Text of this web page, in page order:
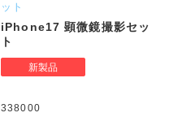
ット
iPhone17 顕微鏡撮影セッ
ト
338000